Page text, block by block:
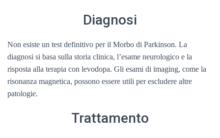
Diagnosi
Non esiste un test definitivo per il Morbo di Parkinson. La
diagnosi si basa sulla storia clinica, l’esame neurologico e la
risposta alla terapia con levodopa. Gli esami di imaging, come la
risonanza magnetica, possono essere utili per escludere altre
patologie.
Trattamento